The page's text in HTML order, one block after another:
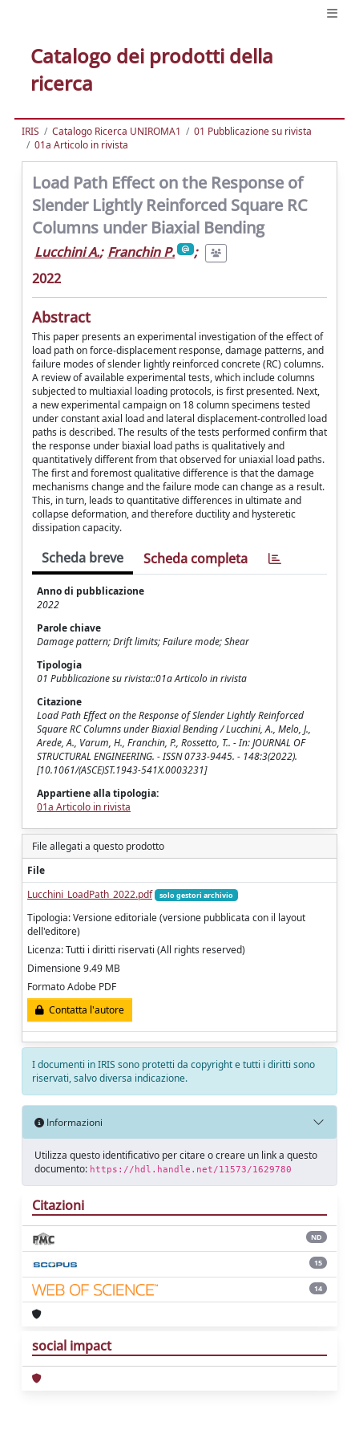
Catalogo dei prodotti della
ricerca
IRIS Catalogo Ricerca UNIROMA1
01 Pubblicazione su rivista
01a Articolo in rivista
Load Path Effect on the Response of
Slender Lightly Reinforced Square RC
Columns under Biaxial Bending
Lucchini A.; Franchin P.
;
2022
Abstract
This paper presents an experimental investigation of the effect of
load path on force-displacement response, damage patterns, and
failure modes of slender lightly reinforced concrete (RC) columns.
A review of available experimental tests, which include columns
subjected to multiaxial loading protocols, is first presented. Next,
a new experimental campaign on 18 column specimens tested
under constant axial load and lateral displacement-controlled load
paths is described. The results of the tests performed confirm that
the response under biaxial load paths is qualitatively and
quantitatively different from that observed for uniaxial load paths.
The first and foremost qualitative difference is that the damage
mechanisms change and the failure mode can change as a result.
This, in turn, leads to quantitative differences in ultimate and
collapse deformation, and therefore ductility and hysteretic
dissipation capacity.
Scheda breve Scheda completa
Anno di pubblicazione
2022
Parole chiave
Damage pattern; Drift limits; Failure mode; Shear
Tipologia
01 Pubblicazione su rivista::01a Articolo in rivista
Citazione
Load Path Effect on the Response of Slender Lightly Reinforced
Square RC Columns under Biaxial Bending / Lucchini, A., Melo, J.,
Arede, A., Varum, H., Franchin, P., Rossetto, T.. - In: JOURNAL OF
STRUCTURAL ENGINEERING. - ISSN 0733-9445. - 148:3(2022).
[10.1061/(ASCE)ST.1943-541X.0003231]
Appartiene alla tipologia:
01a Articolo in rivista
File allegati a questo prodotto
File
Lucchini_LoadPath_2022.pdf
solo gestori archivio
Tipologia: Versione editoriale (versione pubblicata con il layout
dell'editore)
Licenza: Tutti i diritti riservati (All rights reserved)
Dimensione 9.49 MB
Formato Adobe PDF
Contatta l'autore
I documenti in IRIS sono protetti da copyright e tutti i diritti sono
riservati, salvo diversa indicazione.
Informazioni
Utilizza questo identificativo per citare o creare un link a questo
documento: https://hdl.handle.net/11573/1629780
Citazioni
ND
15
14
social impact